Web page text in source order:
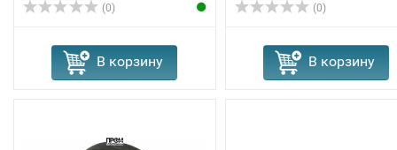
(0)
В корзину
(0)
В корзину